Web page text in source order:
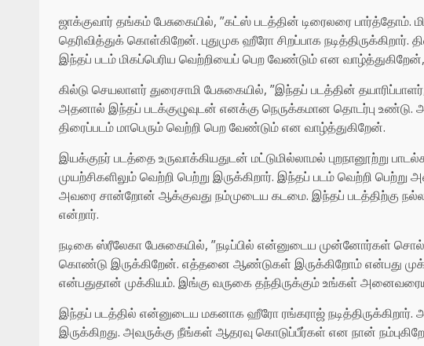
ஜாக்குவார் தங்கம் பேசுகையில், ”கட்ஸ் படத்தின் டிரைலரை பார்த்தோம்.
தெரிவித்துக் கொள்கிறேன். புதுமுக ஹீரோ சிறப்பாக
இந்தப் படம் மிகப்பெரிய வெற்றியைப் பெற வேண்டும் என
கில்டு செயலாளர் துரைசாமி பேசுகையில், ”இந்தப் படத்தின்
அதனால் இந்தப் படக்குழுவுடன் எனக்கு நெருக்கமான தொடர்பு உண்டு.
திரைப்படம் மாபெரும் வெற்றி பெற வேண்டும் என வாழ்த்துகிறேன்.
இயக்குநர் படத்தை உருவாக்கியதுடன் மட்டுமில்லாமல் புறநானூற்று
முயற்சிகளிலும் வெற்றி பெற்று இருக்கிறார். இந்தப் படம் வெற்றி
அவரை சான்றோன் ஆக்குவது நம்முடைய கடமை. இந்தப் படத்திற்கு
என்றார்.
நடிகை ஸ்ரீலேகா பேசுகையில், ”நடிப்பில் என்னுடைய முன்னோர்கள்
கொண்டு இருக்கிறேன். எத்தனை ஆண்டுகள் இருக்கிறோம் என்பது
என்பதுதான் முக்கியம். இங்கு வருகை தந்திருக்கும் உங்கள்
இந்தப் படத்தில் என்னுடைய மகனாக ஹீரோ ரங்கராஜ் நடித்திருக்கிறார்.
இருக்கிறது. அவருக்கு நீங்கள் ஆதரவு கொடுப்பீர்கள் என நான்